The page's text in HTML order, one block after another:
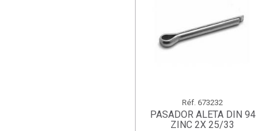
Réf. 673232
PASADOR ALETA DIN 94
ZINC 2X 25/33